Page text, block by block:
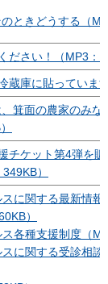
ときどうする（
ださい！（MP3：
蔵庫に貼っていま
箕面の農家のみな
チケット第4弾を
）
に関する最新情
）
各種支援制度（
に関する受診相